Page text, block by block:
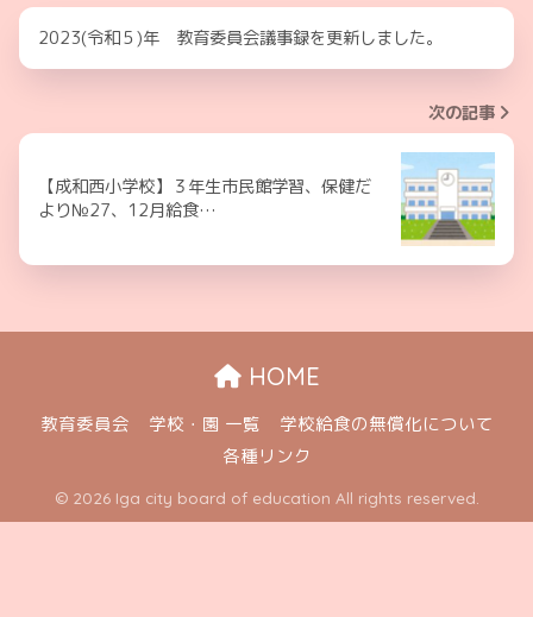
2023(令和５)年 教育委員会議事録を更新しました。
次の記事
【成和西小学校】３年生市民館学習、保健だ
より№27、12月給食…
HOME
教育委員会 学校・園 一覧
学校給食の無償化について
各種リンク
© 2026 Iga city board of education All rights reserved.